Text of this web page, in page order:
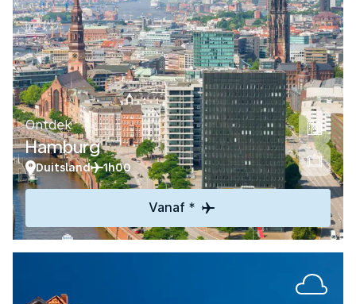
Ontdek
Hamburg
Duitsland 1h00
Vanaf *